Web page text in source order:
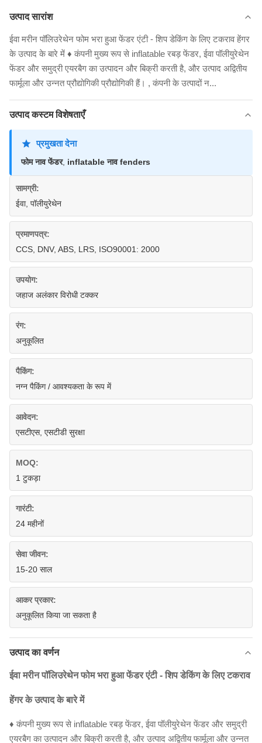
उत्पाद सारांश
ईवा मरीन पॉलिउरेथेन फोम भरा हुआ फेंडर एंटी - शिप डेकिंग के लिए टकराव हेंगर
के उत्पाद के बारे में ♦ कंपनी मुख्य रूप से inflatable रबड़ फेंडर, ईवा पॉलीयुरेथेन
फेंडर और समुद्री एयरबैग का उत्पादन और बिक्री करती है, और उत्पाद अद्वितीय
फार्मूला और उन्नत प्रौद्योगिकी प्रौद्योगिकी हैं। , कंपनी के उत्पादों न...
उत्पाद कस्टम विशेषताएँ
प्रमुखता देना
फोम नाव फेंडर, inflatable नाव fenders
सामग्री:
ईवा, पॉलीयुरेथेन
प्रमाणपत्र:
CCS, DNV, ABS, LRS, ISO90001: 2000
उपयोग:
जहाज अलंकार विरोधी टक्कर
रंग:
अनुकूलित
पैकिंग:
नग्न पैकिंग / आवश्यकता के रूप में
आवेदन:
एसटीएस, एसटीडी सुरक्षा
MOQ:
1 टुकड़ा
गारंटी:
24 महीनों
सेवा जीवन:
15-20 साल
आकर प्रकार:
अनुकूलित किया जा सकता है
उत्पाद का वर्णन
ईवा मरीन पॉलिउरेथेन फोम भरा हुआ फेंडर एंटी - शिप डेकिंग के लिए टकराव
हेंगर के उत्पाद के बारे में
♦ कंपनी मुख्य रूप से inflatable रबड़ फेंडर, ईवा पॉलीयुरेथेन फेंडर और समुद्री
एयरबैग का उत्पादन और बिक्री करती है, और उत्पाद अद्वितीय फार्मूला और उन्नत